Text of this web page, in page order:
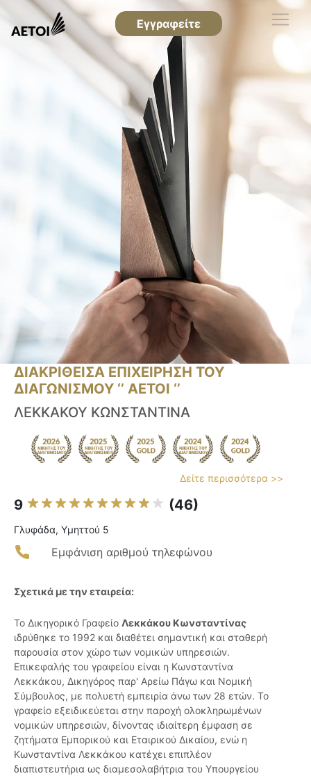
Εγγραφείτε
ΔΙΑΚΡΙΘΕΙΣΑ ΕΠΙΧΕΙΡΗΣΗ ΤΟΥ
ΔΙΑΓΩΝΙΣΜΟΥ ‘’ ΑΕΤΟΙ ‘’
ΛΕΚΚΑΚΟΥ ΚΩΝΣΤΑΝΤΙΝΑ
Δείτε περισσότερα >>
9 (46)
Γλυφάδα, Υμηττού 5
Εμφάνιση αριθμού τηλεφώνου
Σχετικά με την εταιρεία:
Το Δικηγορικό Γραφείο Λεκκάκου Κωνσταντίνας
ιδρύθηκε το 1992 και διαθέτει σημαντική και σταθερή
παρουσία στον χώρο των νομικών υπηρεσιών.
Επικεφαλής του γραφείου είναι η Κωνσταντίνα
Λεκκάκου, Δικηγόρος παρ' Αρείω Πάγω και Νομική
Σύμβουλος, με πολυετή εμπειρία άνω των 28 ετών. Το
γραφείο εξειδικεύεται στην παροχή ολοκληρωμένων
νομικών υπηρεσιών, δίνοντας ιδιαίτερη έμφαση σε
ζητήματα Εμπορικού και Εταιρικού Δικαίου, ενώ η
Κωνσταντίνα Λεκκάκου κατέχει επιπλέον
διαπιστευτήρια ως διαμεσολαβήτρια του Υπουργείου